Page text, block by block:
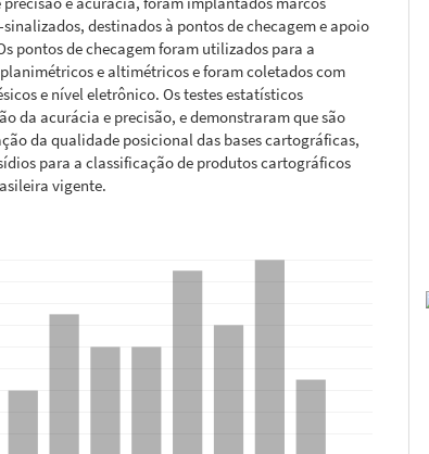
destinados à pontos de checagem e apoio
pontos de checagem foram utilizados para a
e altimétricos e foram coletados com
e nível eletrônico. Os testes estatísticos
da acurácia e precisão, e demonstraram que são
da qualidade posicional das bases cartográficas,
para a classificação de produtos cartográficos
vigente.